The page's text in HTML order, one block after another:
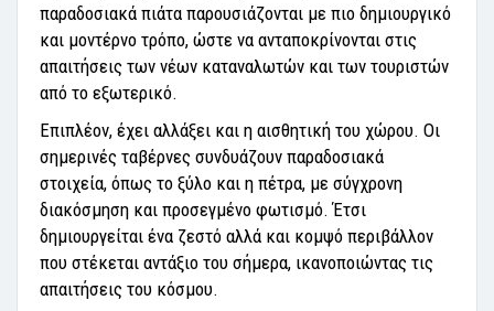
παραδοσιακά πιάτα παρουσιάζονται με πιο δημιουργικό
και μοντέρνο τρόπο, ώστε να ανταποκρίνονται στις
απαιτήσεις των νέων καταναλωτών και των τουριστών
από το εξωτερικό.
Επιπλέον, έχει αλλάξει και η αισθητική του χώρου. Οι
σημερινές ταβέρνες συνδυάζουν παραδοσιακά
στοιχεία, όπως το ξύλο και η πέτρα, με σύγχρονη
διακόσμηση και προσεγμένο φωτισμό. Έτσι
δημιουργείται ένα ζεστό αλλά και κομψό περιβάλλον
που στέκεται αντάξιο του σήμερα, ικανοποιώντας τις
απαιτήσεις του κόσμου.